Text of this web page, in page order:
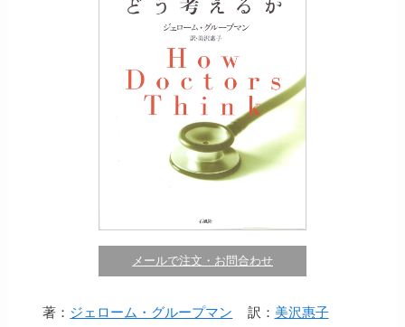
メールで注文・お問合わせ
著： ジェローム・グループマン 訳： 美沢惠子